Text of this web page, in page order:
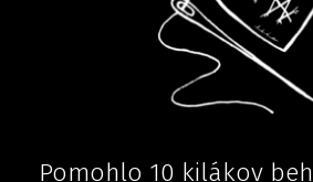
Pomohlo 10 kilákov